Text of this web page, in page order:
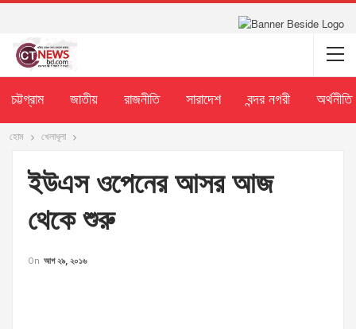
চট্টগ্রাম জাতীয় রাজনীতি সারাদেশ বন্দর নগরী অর্থনীতি
হোম খেলাধূলা
ইউএস ওপেনের আসর আজ
থেকে শুরু
On আগ ২৯, ২০১৬